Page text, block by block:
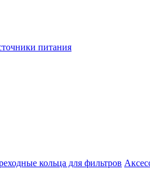
питания
кольца для фильтров